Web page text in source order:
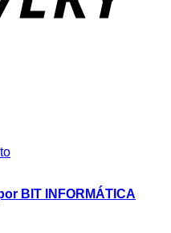
BIT INFORMÁTICA